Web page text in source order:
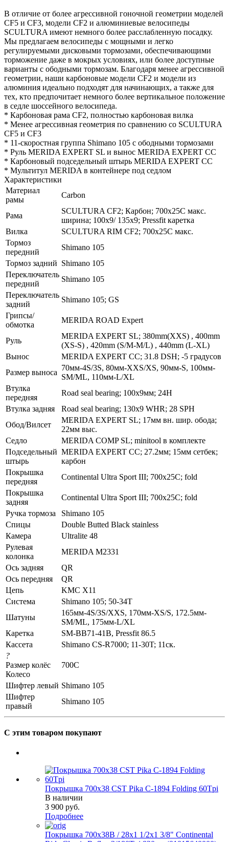
В отличие от более агрессивной гоночной геометрии моделей
CF5 и CF3, модели CF2 и алюминиевые велосипеды
SCULTURA имеют немного более расслабленную посадку.
Мы предлагаем велосипеды с мощными и легко
регулируемыми дисковыми тормозами, обеспечивающими
торможение даже в мокрых условиях, или более доступные
варианты с ободными тормозам. Благодаря менее агрессивной
геометрии, наши карбоновые модели CF2 и модели из
алюминия идеально подходят для начинающих, а также для
тех, кто предпочитает немного более вертикальное положение
в седле шоссейного велосипеда.
* Карбоновая рама CF2, полностью карбоновая вилка
* Менее агрессивная геометрия по сравнению со SCULTURA
CF5 и CF3
* 11-скоростная группа Shimano 105 с ободными тормозами
* Руль MERIDA EXPERT SL и вынос MERIDA EXPERT CC
* Карбоновый подседельный штырь MERIDA EXPERT CC
* Мультитул MERIDA в контейнере под седлом
Характеристики
Материал
рамы
Carbon
Рама
SCULTURA CF2; Карбон; 700x25C макс.
ширина; 100x9/ 135x9; Pressfit каретка
Вилка
SCULTURA RIM CF2; 700x25C макс.
Тормоз
передний
Shimano 105
Тормоз задний Shimano 105
Переключатель
передний
Shimano 105
Переключатель
задний
Shimano 105; GS
Грипсы/
обмотка
MERIDA ROAD Expert
Руль
MERIDA EXPERT SL; 380mm(XXS) , 400mm
(XS-S) , 420mm (S/M-M/L) , 440mm (L-XL)
Вынос
MERIDA EXPERT CC; 31.8 DSH; -5 градусов
Размер выноса
70мм-4S/3S, 80мм-XXS/XS, 90мм-S, 100мм-
SM/ML, 110мм-L/XL
Втулка
передняя
Road seal bearing; 100x9мм; 24H
Втулка задняя
Road seal bearing; 130x9 WHR; 28 SPH
Обод/Вилсет
MERIDA EXPERT SL; 17мм вн. шир. обода;
22мм выс.
Седло
MERIDA COMP SL; minitool в комплекте
Подседельный
штырь
MERIDA EXPERT CC; 27.2мм; 15мм сетбек;
карбон
Покрышка
передняя
Continental Ultra Sport III; 700x25C; fold
Покрышка
задняя
Continental Ultra Sport III; 700x25C; fold
Ручка тормоза
Shimano 105
Спицы
Double Butted Black stainless
Камера
Ultralite 48
Рулевая
колонка
MERIDA M2331
Ось задняя
QR
Ось передняя
QR
Цепь
KMC X11
Система
Shimano 105; 50-34T
Шатуны
165мм-4S/3S/XXS, 170мм-XS/S, 172.5мм-
SM/ML, 175мм-L/XL
Каретка
SM-BB71-41B, Pressfit 86.5
Кассета
Shimano CS-R7000; 11-30T; 11ск.
?
Размер колёс
Колесо
700C
Шифтер левый Shimano 105
Шифтер
правый
Shimano 105
С этим товаром покупают
Покрышка 700x38 CST Pika C-1894 Folding 60Tpi
В наличии
3 900 руб.
Подробнее
Покрышка 700x38B / 28x1 1/2х1 3/8" Continental